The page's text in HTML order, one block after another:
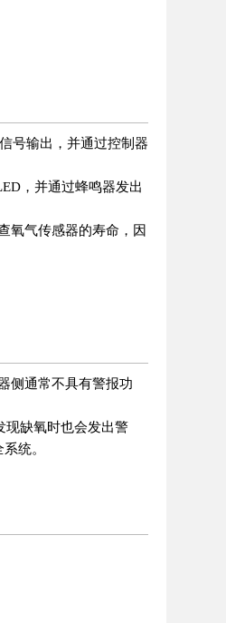
号输出，并通过控制器
，并通过蜂鸣器发出
氧气传感器的寿命，因
侧通常不具有警报功
现缺氧时也会发出警
统。